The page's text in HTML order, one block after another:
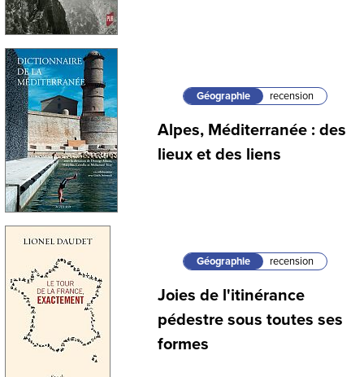
Géographie recension
Alpes, Méditerranée : des
lieux et des liens
Géographie recension
Joies de l'itinérance
pédestre sous toutes ses
formes